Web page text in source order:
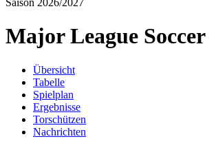
Saison 2026/2027
Major League Soccer
Übersicht
Tabelle
Spielplan
Ergebnisse
Torschützen
Nachrichten